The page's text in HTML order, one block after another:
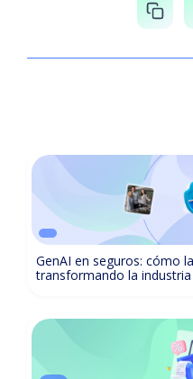
GenAI en seguros: cómo
transformando la